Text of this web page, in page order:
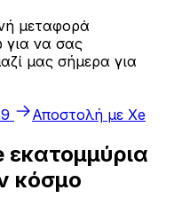
μεταφορά
για να σας
μας σήμερα για
Αποστολή με Xe
εκατομμύρια
κόσμο